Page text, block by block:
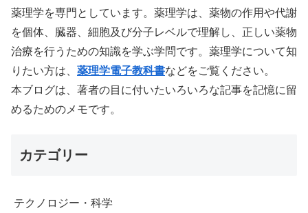
薬理学を専門としています。薬理学は、薬物の作用や代謝
を個体、臓器、細胞及び分子レベルで理解し、正しい薬物
治療を行うための知識を学ぶ学問です。薬理学について知
りたい方は、 薬理学電子教科書などをご覧ください。
本ブログは、著者の目に付いたいろいろな記事を記憶に留
めるためのメモです。
カテゴリー
テクノロジー・科学